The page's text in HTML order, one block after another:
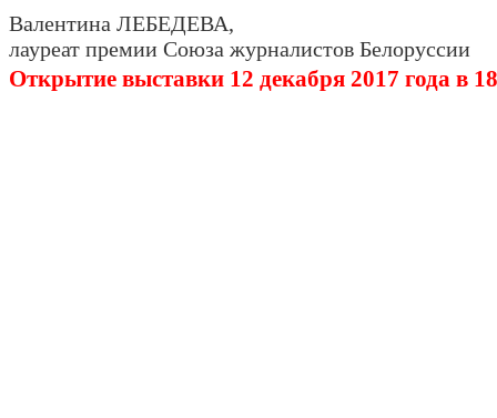
Валентина ЛЕБЕДЕВА,
лауреат премии Союза журналистов Белоруссии
Открытие выставки 12 декабря 2017 года в